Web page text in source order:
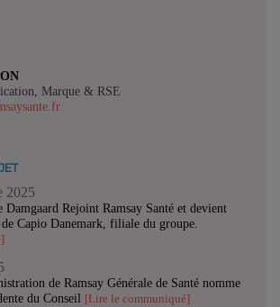
Marque & RSE
2025
Rejoint Ramsay Santé et devient
Capio Danemark, filiale du groupe.
de Ramsay Générale de Santé nomme
du Conseil [Lire le communiqué]